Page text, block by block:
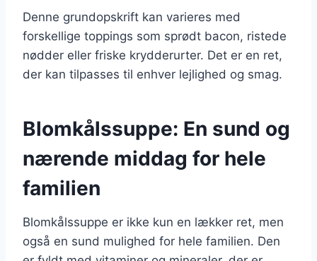
Denne grundopskrift kan varieres med
forskellige toppings som sprødt bacon, ristede
nødder eller friske krydderurter. Det er en ret,
der kan tilpasses til enhver lejlighed og smag.
Blomkålssuppe: En sund og
nærende middag for hele
familien
Blomkålssuppe er ikke kun en lækker ret, men
også en sund mulighed for hele familien. Den